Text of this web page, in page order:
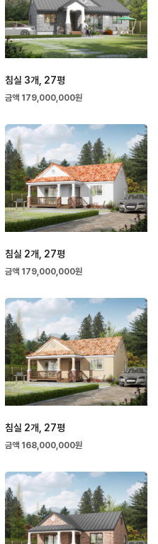
침실 3개, 27평
금액 179,000,000원
침실 2개, 27평
금액 179,000,000원
침실 2개, 27평
금액 168,000,000원